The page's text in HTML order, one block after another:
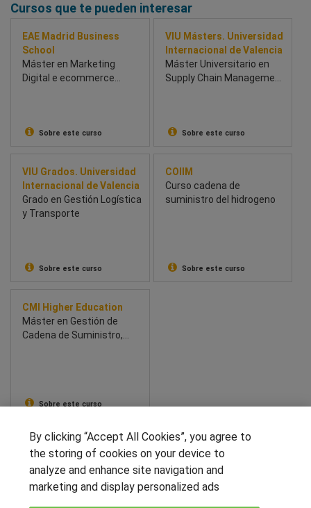
Cursos que te pueden interesar
EAE Madrid Business
School
Máster en Marketing
Digital e ecommerce
Sobre este curso
VIU Másters. Universidad
Internacional de Valencia
Máster Universitario en
Supply Chain Management
Sobre este curso
VIU Grados. Universidad
Internacional de Valencia
Grado en Gestión Logística
y Transporte
Sobre este curso
COIIM
Curso cadena de
suministro del hidrogeno
Sobre este curso
CMI Higher Education
Máster en Gestión de
Cadena de Suministro,
Sobre este curso
SÍGUENOS EN LAS REDES
By clicking “Accept All Cookies”, you agree to
the storing of cookies on your device to
analyze and enhance site navigation and
marketing and display personalized ads